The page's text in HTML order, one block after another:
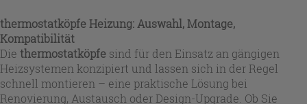
thermostatköpfe Heizung: Auswahl, Montage,
Kompatibilität
Die thermostatköpfe sind für den Einsatz an gängigen
Heizsystemen konzipiert und lassen sich in der Regel
schnell montieren – eine praktische Lösung bei
Renovierung, Austausch oder Design-Upgrade. Ob Sie